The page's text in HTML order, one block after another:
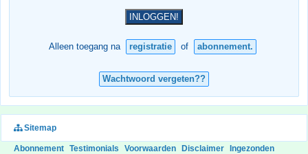
Alleen toegang na registratie of abonnement.
Wachtwoord vergeten??
Sitemap
Abonnement Testimonials Voorwaarden Disclaimer Ingezonden